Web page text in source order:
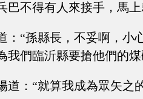
巴不得有人來接手，馬
：“孫縣長，不妥啊，小
我們臨沂縣要搶他們的
道：“就算我成為眾矢之